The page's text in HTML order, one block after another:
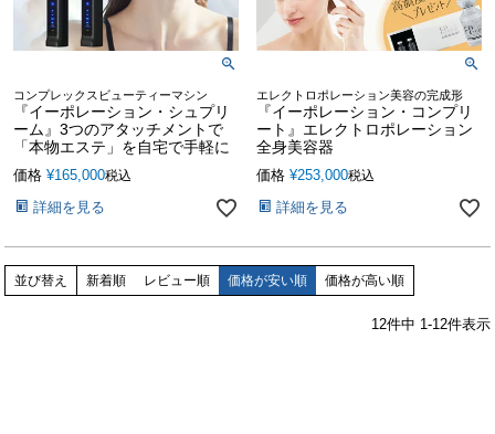
コンプレックスビューティーマシン
『イーポレーション・シュプリ
ーム』3つのアタッチメントで
「本物エステ」を自宅で手軽に
価格 ¥165,000税込
詳細を見る
エレクトロポレーション美容の完成形
『イーポレーション・コンプリ
ート』エレクトロポレーション
全身美容器
価格 ¥253,000税込
詳細を見る
並び替え 新着順 レビュー順 価格が安い順 価格が高い順
12件中 1 -12件表示